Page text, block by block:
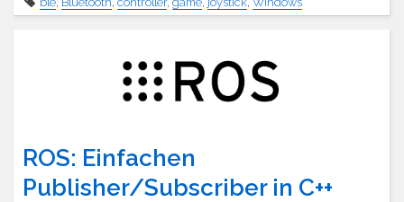
ROS: Einfachen
Publisher/Subscriber in C++